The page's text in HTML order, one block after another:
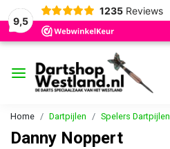
9,5
1235 Reviews
Home Dartpijlen Spelers Dartpijlen
Danny Noppert